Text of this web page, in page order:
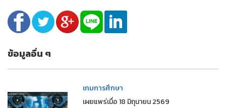
ข้อมูลอื่น ๆ
เกมการศึกษา
เผยแพร่เมื่อ 18 มิถุนายน 2569